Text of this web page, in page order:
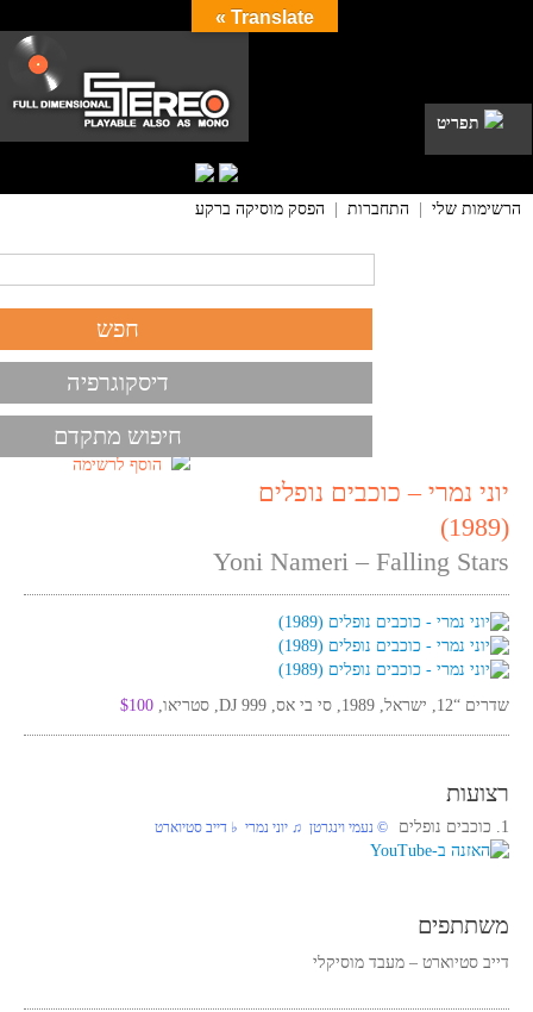
תפריט
הרשימות שלי התחברות הפסק מוסיקה ברקע
דיסקוגרפיה
חיפוש מתקדם
הוסף לרשימה
יוני נמרי – כוכבים נופלים
(1989)
Yoni Nameri – Falling Stars
שדרים “12, ישראל, 1989, סי בי אס, DJ 999, סטריאו, $100
רצועות
1. כוכבים נופלים © נעמי וינגרטן ♫ יוני נמרי ♭ דייב סטיוארט
משתתפים
דייב סטיוארט – מעבד מוסיקלי
Translate »